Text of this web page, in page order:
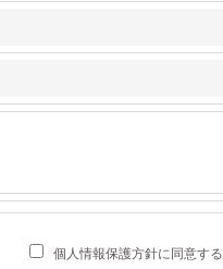
個人情報保護方針に同意する